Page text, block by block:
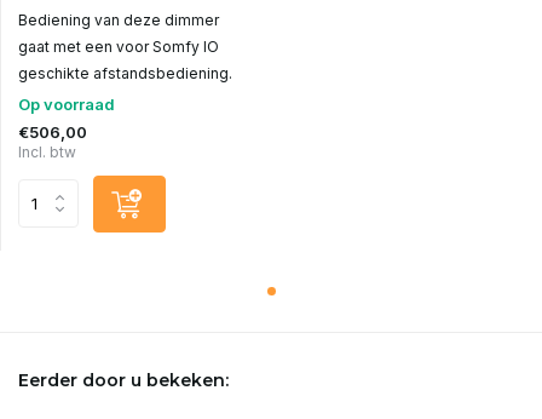
Bediening van deze dimmer
gaat met een voor Somfy IO
geschikte afstandsbediening.
Op voorraad
€506,00
Incl. btw
Eerder door u bekeken: